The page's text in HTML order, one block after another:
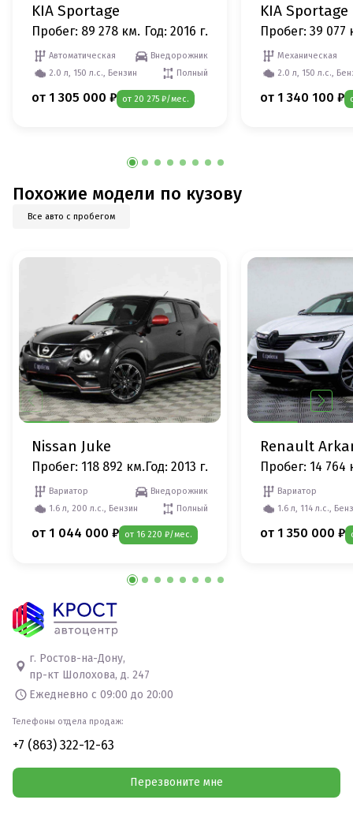
KIA Sportage
Пробег: 89 278 км. Год: 2016 г.
Автоматическая
Внедорожник
2.0 л, 150 л.с., Бензин
Полный
от 1 305 000 ₽ от 20 275 ₽/мес.
KIA Sportage
Пробег: 39 077
Механическая
2.0 л, 150 л.с.,
от 1 340 100 ₽
Похожие модели по кузову
Все авто с пробегом
Nissan Juke
Пробег: 118 892 км. Год: 2013 г.
Вариатор
Внедорожник
1.6 л, 200 л.с., Бензин
Полный
от 1 044 000 ₽ от 16 220 ₽/мес.
Renault
Пробег: 14 764
Вариатор
1.6 л, 114 л.с.,
от 1 350 000 ₽
г. Ростов-на-Дону,
пр-кт Шолохова, д. 247
Ежедневно с 09:00 до 20:00
Телефоны отдела продаж:
+7 (863) 322-12-63
Перезвоните мне